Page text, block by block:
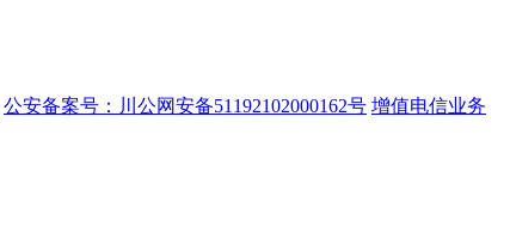
公安备案号：川公网安备51192102000162号 增值电信业务